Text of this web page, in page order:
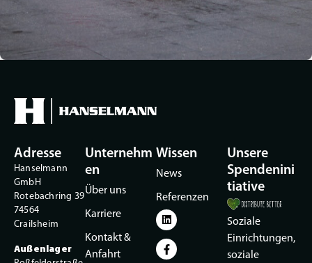
Adresse
Hanselmann
GmbH
Rotebachring 39
74564
Crailsheim
Außenlager
Unternehm
en
Über uns
Karriere
Kontakt &
Anfahrt
Wissen
News
Referenzen
Unsere
Spendenini
tiative
Soziale
Einrichtungen,
soziale